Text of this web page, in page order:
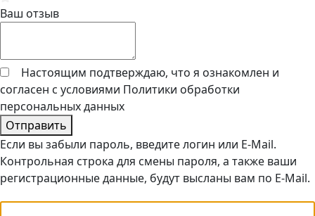
Ваш отзыв
Настоящим подтверждаю, что я ознакомлен и
согласен с условиями Политики обработки
персональных данных
Отправить
Если вы забыли пароль, введите логин или E-Mail.
Контрольная строка для смены пароля, а также ваши
регистрационные данные, будут высланы вам по E-Mail.